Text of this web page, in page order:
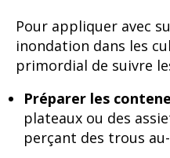
Pour appliquer avec
inondation dans les
primordial de suivre
Préparer les
plateaux ou des
perçant des trous